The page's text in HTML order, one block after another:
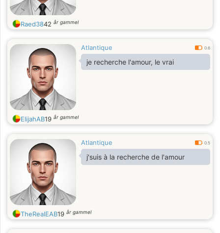
Raed3842 år gammel
Atlantique 0.6
je recherche l'amour, le vrai
ElijahAB19 år gammel
Atlantique 0.5
j'suis à la recherche de l'amour
TheRealEAB19 år gammel